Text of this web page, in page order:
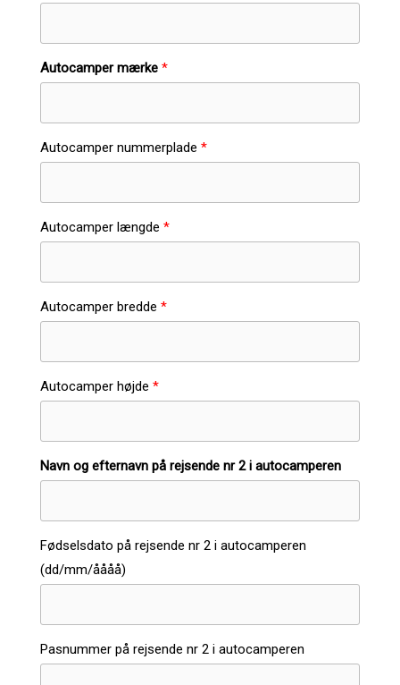
Autocamper mærke
Autocamper nummerplade
Autocamper længde
Autocamper bredde
Autocamper højde
Navn og efternavn på rejsende nr 2 i autocamperen
Fødselsdato på rejsende nr 2 i autocamperen
(dd/mm/åååå)
Pasnummer på rejsende nr 2 i autocamperen